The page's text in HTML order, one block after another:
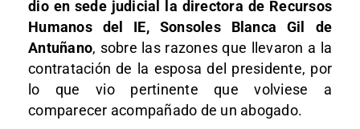
dio en sede judicial la directora de Recursos
Humanos del IE, Sonsoles Blanca Gil de
Antuñano, sobre las razones que llevaron a la
contratación de la esposa del presidente, por
lo que vio pertinente que volviese a
comparecer acompañado de un abogado.